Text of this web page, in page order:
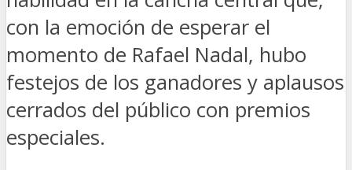
con la emoción de esperar el
momento de Rafael Nadal, hubo
festejos de los ganadores y aplausos
cerrados del público con premios
especiales.